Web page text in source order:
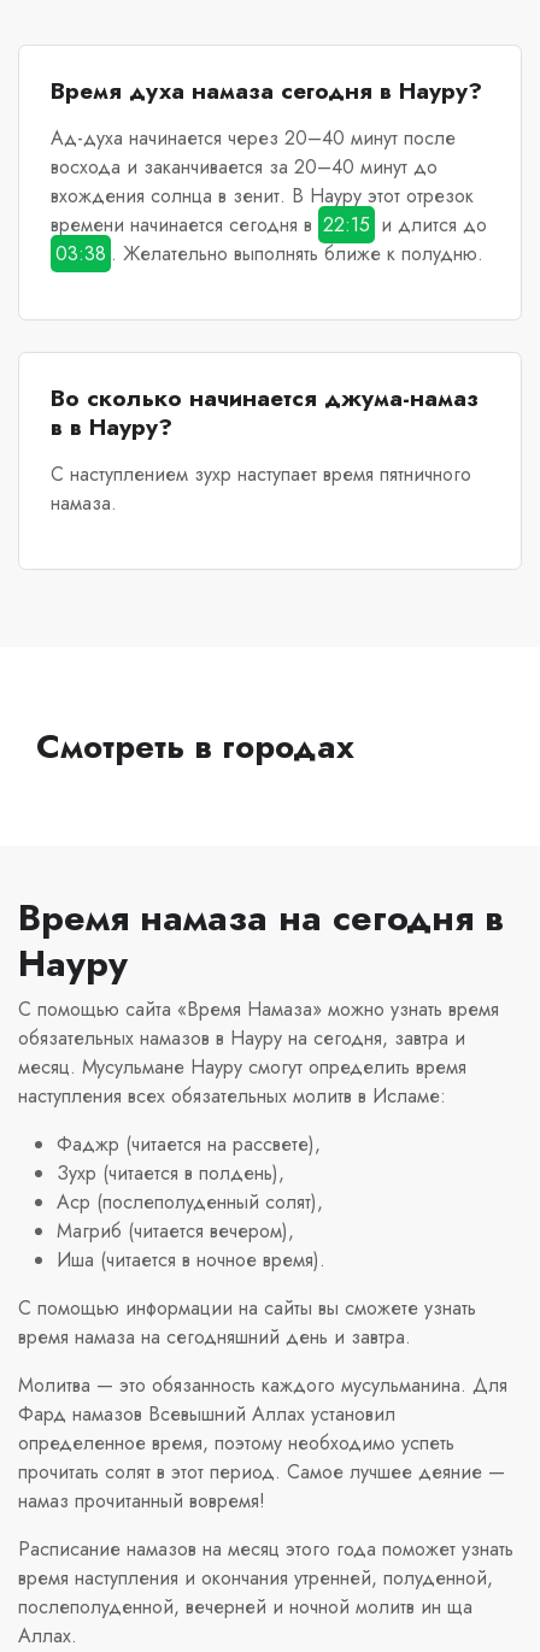
Время духа намаза сегодня в Науру?
Ад-духа начинается через 20–40 минут после
восхода и заканчивается за 20–40 минут до
вхождения солнца в зенит. В Науруэтот отрезок
времени начинается сегодня в 22:15 и длится до
03:38 . Желательно выполнять ближе к полудню.
Во сколько начинается джума-намаз
в в Науру?
С наступлением зухр наступает время пятничного
намаза.
Смотреть в городах
Время намаза на сегодня в
Науру
С помощью сайта «Время Намаза» можно узнать время
обязательных намазов в Науру на сегодня, завтра и
месяц. Мусульмане Науру смогут определить время
наступления всех обязательных молитв в Исламе:
Фаджр (читается на рассвете),
Зухр (читается в полдень),
Аср (послеполуденный солят),
Магриб (читается вечером),
Иша (читается в ночное время).
С помощью информации на сайты вы сможете узнать
время намаза на сегодняшний день и завтра.
Молитва — это обязанность каждого мусульманина. Для
Фард намазов Всевышний Аллах установил
определенное время, поэтому необходимо успеть
прочитать солят в этот период. Самое лучшее деяние —
намаз прочитанный вовремя!
Расписание намазов на месяц этого года поможет узнать
время наступления и окончания утренней, полуденной,
послеполуденной, вечерней и ночной молитв ин ща
Аллах.